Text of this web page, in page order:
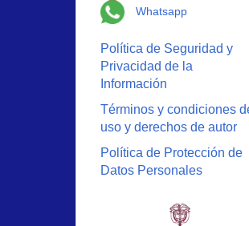
Whatsapp
Política de Seguridad y
Privacidad de la
Información
Términos y condiciones
uso y derechos de autor
Política de Protección de
Datos Personales